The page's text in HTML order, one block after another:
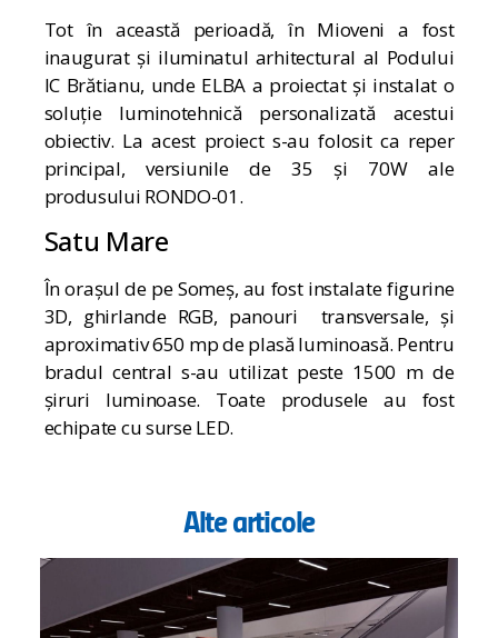
Tot în această perioadă, în Mioveni a fost
inaugurat și iluminatul arhitectural al Podului
IC Brătianu, unde ELBA a proiectat și instalat o
soluție luminotehnică personalizată acestui
obiectiv. La acest proiect s-au folosit ca reper
principal, versiunile de 35 și 70W ale
produsului RONDO-01.
Satu Mare
În orașul de pe Someș, au fost instalate figurine
3D, ghirlande RGB, panouri transversale, și
aproximativ 650 mp de plasă luminoasă. Pentru
bradul central s-au utilizat peste 1500 m de
șiruri luminoase. Toate produsele au fost
echipate cu surse LED.
Alte articole